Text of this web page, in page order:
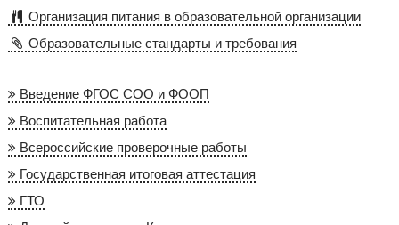
Организация питания в образовательной организации
Образовательные стандарты и требования
Введение ФГОС СОО и ФООП
Воспитательная работа
Всероссийские проверочные работы
Государственная итоговая аттестация
ГТО